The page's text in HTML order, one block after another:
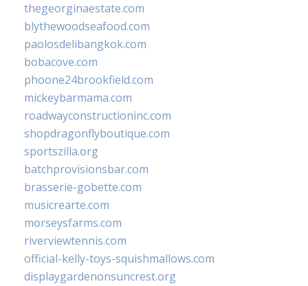
thegeorginaestate.com
blythewoodseafood.com
paolosdelibangkok.com
bobacove.com
phoone24brookfield.com
mickeybarmama.com
roadwayconstructioninc.com
shopdragonflyboutique.com
sportszilla.org
batchprovisionsbar.com
brasserie-gobette.com
musicrearte.com
morseysfarms.com
riverviewtennis.com
official-kelly-toys-squishmallows.com
displaygardenonsuncrest.org